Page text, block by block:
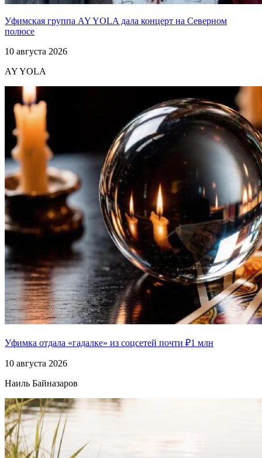
Уфимская группа AY YOLA дала концерт на Северном
полюсе
10 августа 2026
AY YOLA
Уфимка отдала «гадалке» из соцсетей почти ₽1 млн
10 августа 2026
Наиль Байназаров